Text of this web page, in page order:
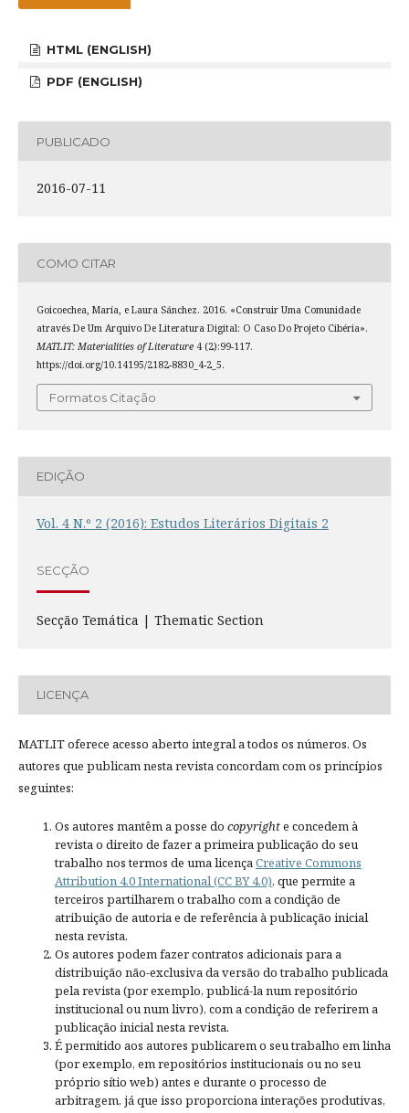
HTML (ENGLISH)
PDF (ENGLISH)
PUBLICADO
2016-07-11
COMO CITAR
Goicoechea, María, e Laura Sánchez. 2016. «Construir Uma Comunidade
através De Um Arquivo De Literatura Digital: O Caso Do Projeto Cibéria».
MATLIT: Materialities of Literature4 (2):99-117.
https://doi.org/10.14195/2182-8830_4-2_5.
Formatos Citação
EDIÇÃO
Vol. 4 N.º 2 (2016): Estudos Literários Digitais 2
SECÇÃO
Secção Temática | Thematic Section
LICENÇA
MATLIT oferece acesso aberto integral a todos os números. Os
autores que publicam nesta revista concordam com os princípios
seguintes:
Os autores mantêm a posse do copyrighte concedem à
revista o direito de fazer a primeira publicação do seu
trabalho nos termos de uma licençaCreative Commons
Attribution 4.0 International (CC BY 4.0), que permite a
terceiros partilharem o trabalho com a condição de
atribuição de autoria e de referência à publicação inicial
nesta revista.
Os autores podem fazer contratos adicionais para a
distribuição não-exclusiva da versão do trabalho publicada
pela revista (por exemplo, publicá-la num repositório
institucional ou num livro), com a condição de referirem a
publicação inicial nesta revista.
É permitido aos autores publicarem o seu trabalho em linha
(por exemplo, em repositórios institucionais ou no seu
próprio sítio web) antes e durante o processo de
arbitragem, já que isso proporciona interações produtivas,